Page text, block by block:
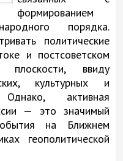
формированием
порядка.
политические
и постсоветском
ввиду
культурных и
активная
— это значимый
на Ближнем
геополитической